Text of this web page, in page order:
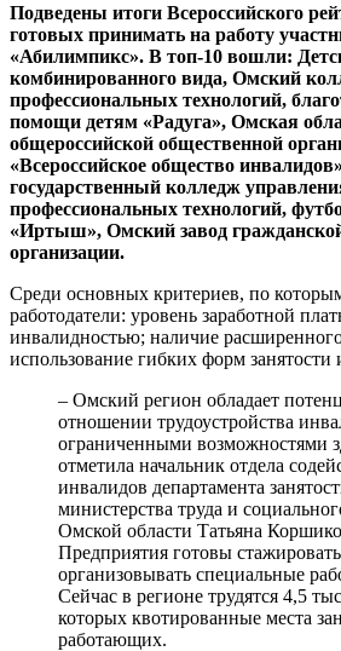
Подведены итоги Всероссийского
готовых принимать на работу
«Абилимпикс». В топ-10 вошли:
комбинированного вида, Омский
профессиональных технологий,
помощи детям «Радуга», Омская
общероссийской общественной
«Всероссийское общество
государственный колледж
профессиональных технологий,
«Иртыш», Омский завод
организации.
Среди основных критериев, по
работодатели: уровень заработной
инвалидностью; наличие
использование гибких форм занятости
– Омский регион обладает
отношении трудоустройства
ограниченными возможностями
отметила начальник отдела
инвалидов департамента
министерства труда и
Омской области Татьяна
Предприятия готовы
организовывать специальные
Сейчас в регионе трудятся 4,5
которых квотированные места
работающих.